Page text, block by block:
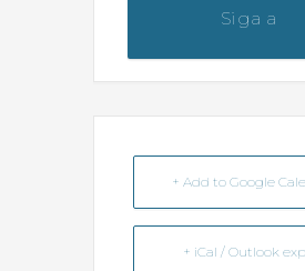
Siga a
+ Add to Google
+ iCal / Outlook